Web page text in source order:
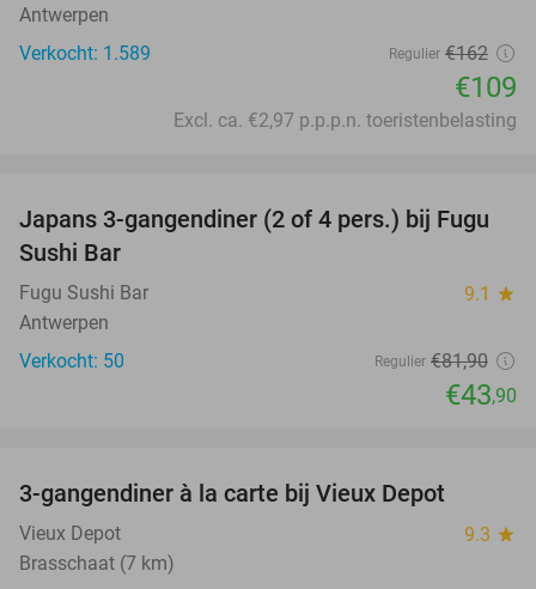
Antwerpen
Verkocht: 1.589
Regulier €162
€109
Excl. ca. €2,97 p.p.p.n. toeristenbelasting
46%
Japans 3-gangendiner (2 of 4 pers.) bij Fugu
Sushi Bar
Fugu Sushi Bar 9.1 star
Antwerpen
Verkocht: 50
Regulier €81,90
€43,90
3-gangendiner à la carte bij Vieux Depot
Vieux Depot 9.3 star
Brasschaat (7 km)